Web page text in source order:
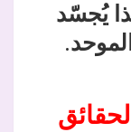
يُجسّد
.